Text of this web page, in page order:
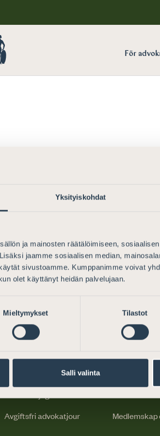
Yksityiskohdat
ja mainosten räätälöimiseen,
jaamme sosiaalisen median,
sivustoamme. Kumppanimme voivat
olet käyttänyt heidän palvelujaan.
Mieltymykset Tilastot
Salli valinta
För
Varför välja en advokat
Avgiftsfri advokatjour